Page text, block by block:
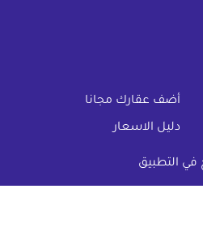
في التطبيق
أضف عقارك مجانا
دليل الاسعار
عن عقار يا مصر